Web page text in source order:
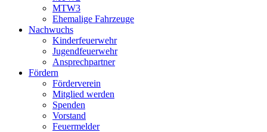
MTW3
Ehemalige Fahrzeuge
Nachwuchs
Kinderfeuerwehr
Jugendfeuerwehr
Ansprechpartner
Fördern
Förderverein
Mitglied werden
Spenden
Vorstand
Feuermelder